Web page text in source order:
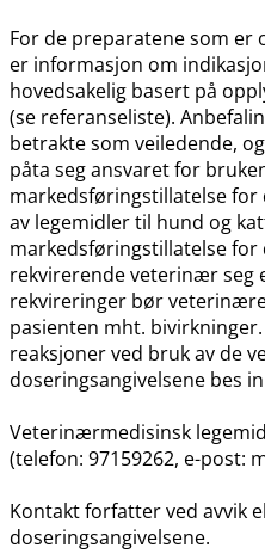
For de preparatene som er
er informasjon om
hovedsakelig basert på
(se referanseliste).
betrakte som veiledende,
påta seg ansvaret for
markedsføringstillatelse for
av legemidler til hund og
markedsføringstillatelse
rekvirerende veterinær seg
rekvireringer bør
pasienten mht.
reaksjoner ved bruk av de
doseringsangivelsene bes
Veterinærmedisinsk
(telefon: 97159262, e-post:
Kontakt forfatter ved avvik
doseringsangivelsene.